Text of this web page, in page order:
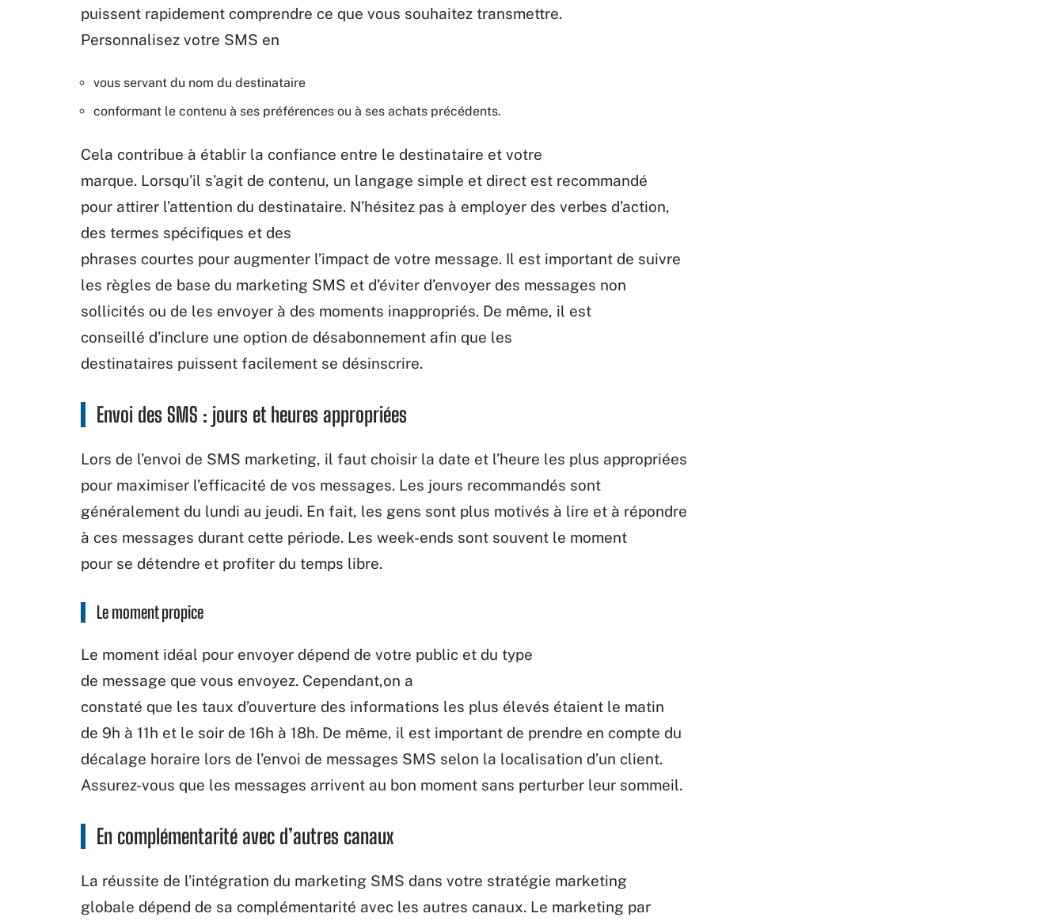
puissent rapidement comprendre ce que vous souhaitez transmettre.
Personnalisez votre SMS en
vous servant du nom du destinataire
conformant le contenu à ses préférences ou à ses achats précédents.
Cela contribue à établir la confiance entre le destinataire et votre
marque. Lorsqu’il s’agit de contenu, un langage simple et direct est recommandé
pour attirer l’attention du destinataire. N’hésitez pas à employer des verbes d’action,
des termes spécifiques et des
phrases courtes pour augmenter l’impact de votre message. Il est important de suivre
les règles de base du marketing SMS et d’éviter d’envoyer des messages non
sollicités ou de les envoyer à des moments inappropriés. De même, il est
conseillé d’inclure une option de désabonnement afin que les
destinataires puissent facilement se désinscrire.
Envoi des SMS : jours et heures appropriées
Lors de l’envoi de SMS marketing, il faut choisir la date et l’heure les plus appropriées
pour maximiser l’efficacité de vos messages. Les jours recommandés sont
généralement du lundi au jeudi. En fait, les gens sont plus motivés à lire et à répondre
à ces messages durant cette période. Les week-ends sont souvent le moment
pour se détendre et profiter du temps libre.
Le moment propice
Le moment idéal pour envoyer dépend de votre public et du type
de message que vous envoyez. Cependant,on a
constaté que les taux d’ouverture des informations les plus élevés étaient le matin
de 9h à 11h et le soir de 16h à 18h. De même, il est important de prendre en compte du
décalage horaire lors de l’envoi de messages SMS selon la localisation d’un client.
Assurez-vous que les messages arrivent au bon moment sans perturber leur sommeil.
En complémentaritéavec d’autres canaux
La réussite de l’intégration du marketing SMS dans votre stratégie marketing
globale dépend de sa complémentarité avec les autres canaux. Le marketing par